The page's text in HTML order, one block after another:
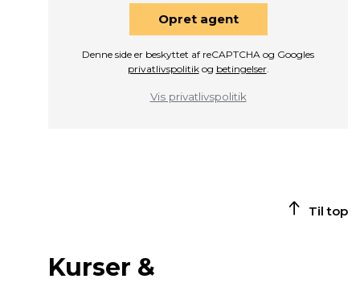
Opret agent
Denne side er beskyttet af reCAPTCHA og Googles
privatlivspolitikog betingelser.
Vis privatlivspolitik
Til top
Kurser &